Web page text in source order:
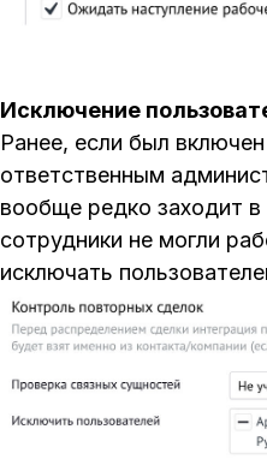
Исключение
Ранее, если был
ответственным
вообще редко заходит в
сотрудники не могли
исключать